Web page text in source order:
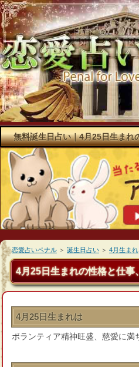
無料誕生日占い｜4月25日生まれ
恋愛占いペナル ＞ 誕生日占い ＞ 4月生まれ
4月25日生まれの性格と仕事
4月25日生まれは
ボランティア精神旺盛、慈愛に満